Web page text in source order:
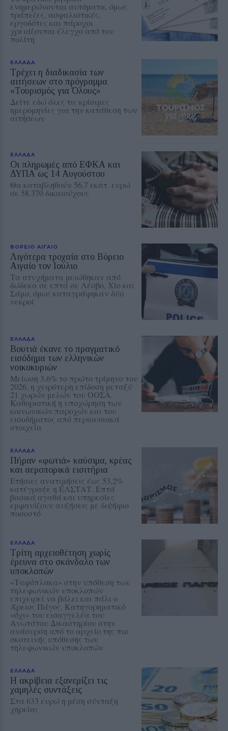
ενημερώνονται αυτόματα, όμως
τράπεζες, ασφαλιστικές,
εργοδότες και πάροχοι
χρειάζονται έλεγχο από τον
πολίτη
ΕΛΛΑΔΑ
Τρέχει η διαδικασία των
αιτήσεων στο πρόγραμμα
«Τουρισμός για Όλους»
Δείτε εδώ όλες τις κρίσιμες
ημερομηνίες για την κατάθεση των
αιτήσεων
ΕΛΛΑΔΑ
Οι πληρωμές από ΕΦΚΑ και
ΔΥΠΑ ως 14 Αυγούστου
Θα καταβληθούν 56,7 εκατ. ευρώ
σε 58.370 δικαιούχους
ΒΟΡΕΙΟ ΑΙΓΑΙΟ
Λιγότερα τροχαία στο Βόρειο
Αιγαίο τον Ιούλιο
Τα ατυχήματα μειώθηκαν από
δώδεκα σε επτά σε Λέσβο, Χίο και
Σάμο, όμως καταγράφηκαν δύο
νεκροί
ΕΛΛΑΔΑ
Βουτιά έκανε το πραγματικό
εισόδημα των ελληνικών
νοικοκυριών
Μείωση 3,6% το πρώτο τρίμηνο του
2026, η χειρότερη επίδοση μεταξύ
21 χωρών μελών του ΟΟΣΑ.
Καθοριστική η υποχώρηση των
κοινωνικών παροχών και του
εισοδήματος από περιουσιακά
στοιχεία
ΕΛΛΑΔΑ
Πήραν «φωτιά» καύσιμα, κρέας
και αεροπορικά εισιτήρια
Ετήσιες ανατιμήσεις έως 53,2%
κατέγραψε η ΕΛΣΤΑΤ. Επτά
βασικά αγαθά και υπηρεσίες
εμφανίζουν αυξήσεις με διψήφιο
ποσοστό
ΕΛΛΑΔΑ
Τρίτη αρχειοθέτηση χωρίς
έρευνα στο σκάνδαλο των
υποκλοπών
«Ταφόπλακα» στην υπόθεση των
τηλεφωνικών υποκλοπών
επιχειρεί να βάλει και πάλι ο
Άρειος Πάγος. Κατηγορηματικό
«όχι» του εισαγγελέα του
Ανωτάτου Δικαστηρίου στην
ανάσυρση από το αρχείο της πιο
σκοτεινής υπόθεσης των
τηλεφωνικών υποκλοπών
ΕΛΛΑΔΑ
Η ακρίβεια εξανεμίζει τις
χαμηλές συντάξεις
Στα 633 ευρώ η μέση σύνταξη
χηρείας